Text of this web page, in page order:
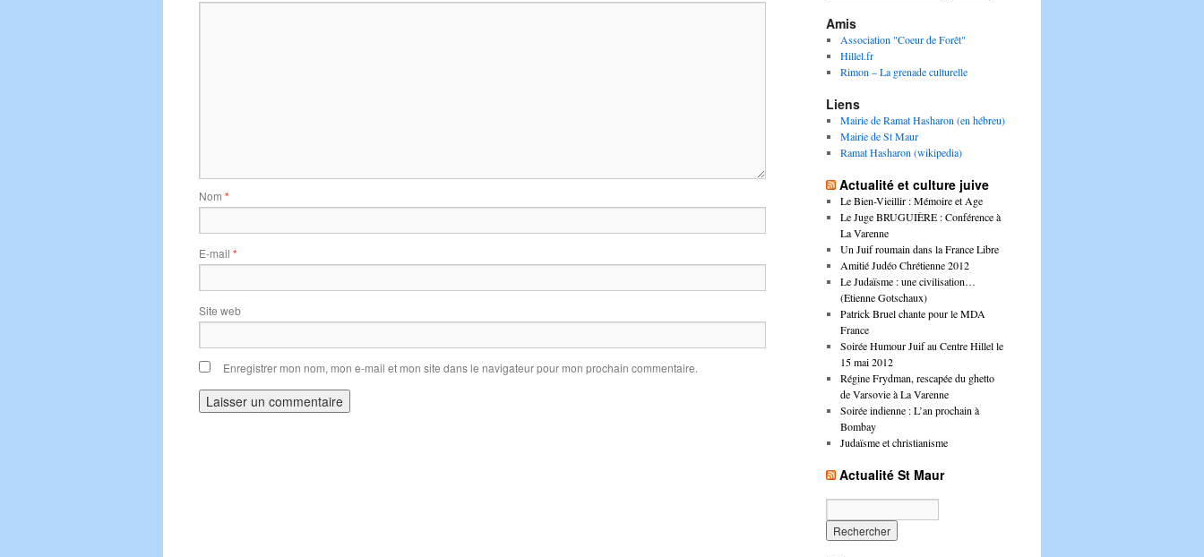
Nom *
E-mail *
Site web
Enregistrer mon nom, mon e-mail et mon site dans le navigateur pour mon prochain commentaire.
Amis
Association "Coeur de Forêt"
Hillel.fr
Rimon – La grenade culturelle
Liens
Mairie de Ramat Hasharon (en hébreu)
Mairie de St Maur
Ramat Hasharon (wikipedia)
Actualité et culture juive
Le Bien-Vieillir : Mémoire et Age
Le Juge BRUGUIÈRE : Conférence à
La Varenne
Un Juif roumain dans la France Libre
Amitié Judéo Chrétienne 2012
Le Judaïsme : une civilisation…
(Etienne Gotschaux)
Patrick Bruel chante pour le MDA
France
Soirée Humour Juif au Centre Hillel le
15 mai 2012
Régine Frydman, rescapée du ghetto
de Varsovie à La Varenne
Soirée indienne : L’an prochain à
Bombay
Judaïsme et christianisme
Actualité St Maur